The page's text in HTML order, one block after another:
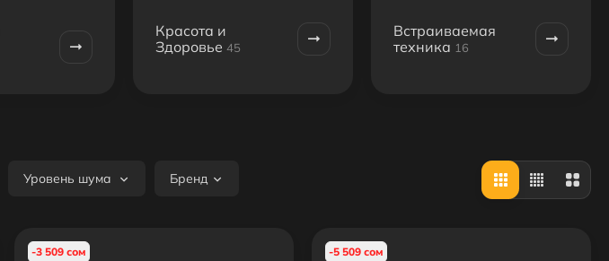
Красота и
Здоровье 45
Встраиваемая
техника 16
Уровень шума Бренд
-3 509 сом -5 509 сом